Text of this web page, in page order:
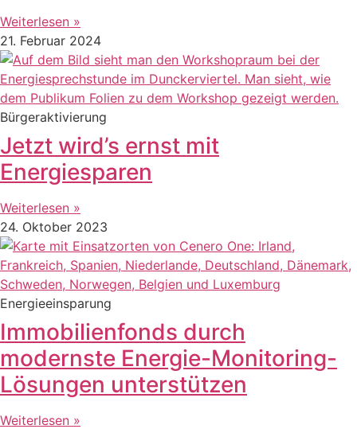
Weiterlesen »
21. Februar 2024
Bürgeraktivierung
Jetzt wird’s ernst mit
Energiesparen
Weiterlesen »
24. Oktober 2023
Energieeinsparung
Immobilienfonds durch
modernste Energie-Monitoring-
Lösungen unterstützen
Weiterlesen »